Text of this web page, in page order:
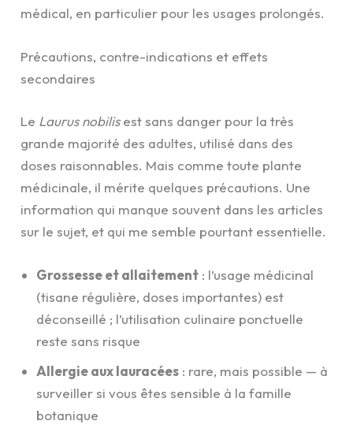
médical, en particulier pour les usages prolongés.
Précautions, contre-indications et effets
secondaires
Le Laurus nobilisest sans danger pour la très
grande majorité des adultes, utilisé dans des
doses raisonnables. Mais comme toute plante
médicinale, il mérite quelques précautions. Une
information qui manque souvent dans les articles
sur le sujet, et qui me semble pourtant essentielle.
Grossesse et allaitement : l’usage médicinal
(tisane régulière, doses importantes) est
déconseillé ; l’utilisation culinaire ponctuelle
reste sans risque
Allergie aux lauracées : rare, mais possible — à
surveiller si vous êtes sensible à la famille
botanique